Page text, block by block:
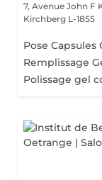
7, Avenue John F
Kirchberg L-1855
Pose
Remplissage
Polissage gel